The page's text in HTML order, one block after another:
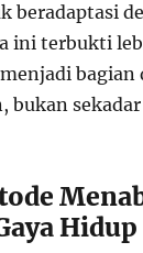
beradaptasi
ini terbukti
bagian
bukan
Hidup